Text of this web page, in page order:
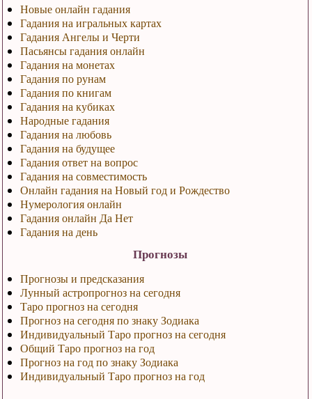
Новые онлайн гадания
Гадания на игральных картах
Гадания Ангелы и Черти
Пасьянсы гадания онлайн
Гадания на монетах
Гадания по рунам
Гадания по книгам
Гадания на кубиках
Народные гадания
Гадания на любовь
Гадания на будущее
Гадания ответ на вопрос
Гадания на совместимость
Онлайн гадания на Новый год и Рождество
Нумерология онлайн
Гадания онлайн Да Нет
Гадания на день
Прогнозы
Прогнозы и предсказания
Лунный астропрогноз на сегодня
Таро прогноз на сегодня
Прогноз на сегодня по знаку Зодиака
Индивидуальный Таро прогноз на сегодня
Общий Таро прогноз на год
Прогноз на год по знаку Зодиака
Индивидуальный Таро прогноз на год